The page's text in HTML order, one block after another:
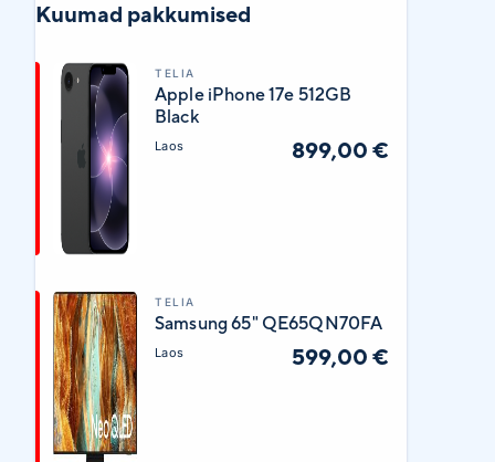
Kuumad pakkumised
TELIA
Apple iPhone 17e 512GB
Black
Laos 899,00 €
TELIA
Samsung 65" QE65QN70FA
Laos 599,00 €